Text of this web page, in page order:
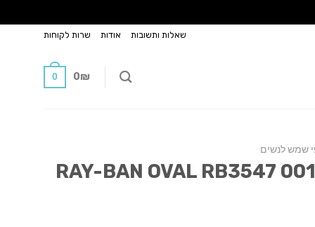
שאלות ותשובות אודות שרות לקוחות
0₪
0
שמש לנשים